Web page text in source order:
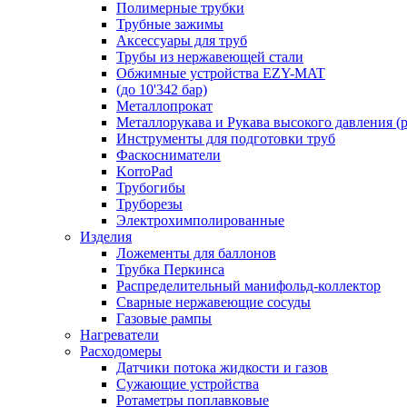
Полимерные трубки
Трубные зажимы
Аксессуары для труб
Трубы из нержавеющей стали
Обжимные устройства EZY-MAT
(до 10'342 бар)
Металлопрокат
Металлорукава и Рукава высокого давления
Инструменты для подготовки труб
Фаскосниматели
KorroPad
Трубогибы
Труборезы
Электрохимполированные
Изделия
Ложементы для баллонов
Трубка Перкинса
Распределительный манифольд-коллектор
Сварные нержавеющие сосуды
Газовые рампы
Нагреватели
Расходомеры
Датчики потока жидкости и газов
Сужающие устройства
Ротаметры поплавковые